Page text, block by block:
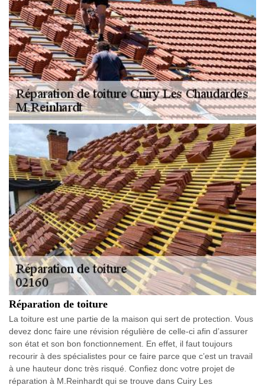
Réparation de toiture
La toiture est une partie de la maison qui sert de protection. Vous
devez donc faire une révision régulière de celle-ci afin d’assurer
son état et son bon fonctionnement. En effet, il faut toujours
recourir à des spécialistes pour ce faire parce que c’est un travail
à une hauteur donc très risqué. Confiez donc votre projet de
réparation à M.Reinhardt qui se trouve dans Cuiry Les